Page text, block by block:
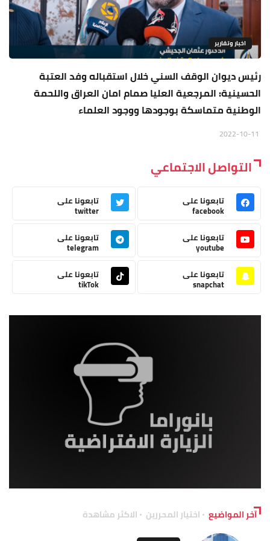
اخبار وتقارير
رئيس ديوان الوقف السني خلال استقباله وفد العتبة
الحسينية: المرجعية العليا صمام امان العراق واللحمة
الوطنية متماسكة بوجودها ووجود العلماء
التواصل الاجتماعي
تابعونا على
facebook
تابعونا على
twitter
تابعونا على
youtube
تابعونا على
telegram
تابعونا على
snapchat
تابعونا على
tikTok
آخر المواضيع اختيار المحررين الاكثر مشاهدة